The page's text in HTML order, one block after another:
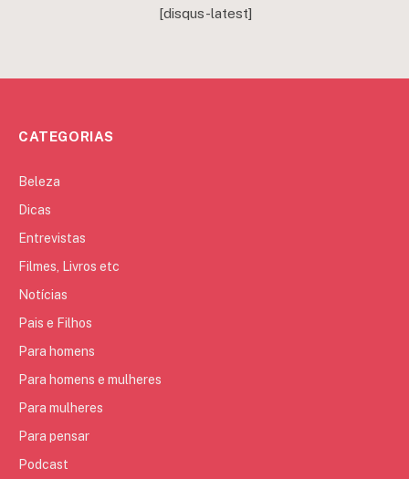
[disqus-latest]
CATEGORIAS
Beleza
Dicas
Entrevistas
Filmes, Livros etc
Notícias
Pais e Filhos
Para homens
Para homens e mulheres
Para mulheres
Para pensar
Podcast